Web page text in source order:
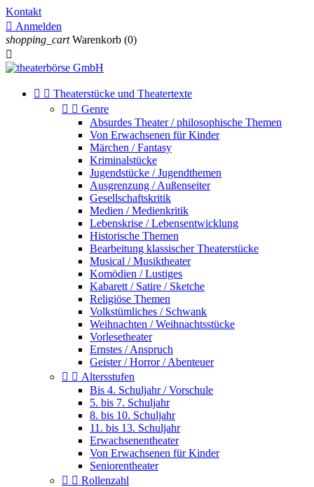
Kontakt
 Anmelden
shopping_cart Warenkorb (0)

  Theaterstücke und Theatertexte
  Genre
Absurdes Theater / philosophische Themen
Von Erwachsenen für Kinder
Märchen / Fantasy
Kriminalstücke
Jugendstücke / Jugendthemen
Ausgrenzung / Außenseiter
Gesellschaftskritik
Medien / Medienkritik
Lebenskrise / Lebensentwicklung
Historische Themen
Bearbeitung klassischer Theaterstücke
Musical / Musiktheater
Komödien / Lustiges
Kabarett / Satire / Sketche
Religiöse Themen
Volkstümliches / Schwank
Weihnachten / Weihnachtsstücke
Vorlesetheater
Ernstes / Anspruch
Geister / Horror / Abenteuer
  Altersstufen
Bis 4. Schuljahr / Vorschule
5. bis 7. Schuljahr
8. bis 10. Schuljahr
11. bis 13. Schuljahr
Erwachsenentheater
Von Erwachsenen für Kinder
Seniorentheater
  Rollenzahl